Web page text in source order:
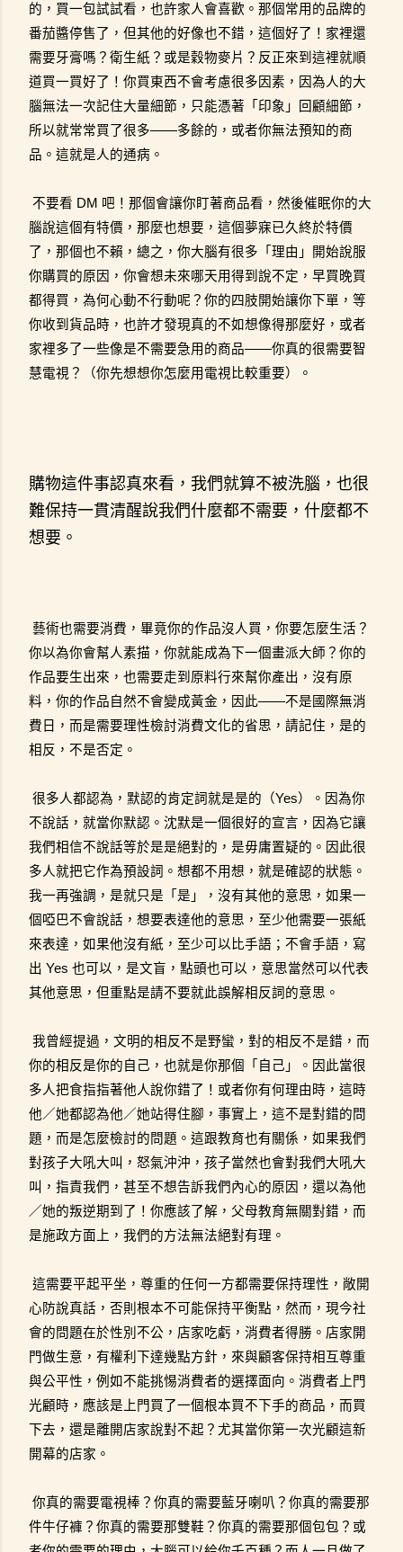
的，買一包試試看，也許家人會喜歡。那個常用的品牌的
番茄醬停售了，但其他的好像也不錯，這個好了！家裡還
需要牙膏嗎？衛生紙？或是穀物麥片？反正來到這裡就順
道買一買好了！你買東西不會考慮很多因素，因為人的大
腦無法一次記住大量細節，只能憑著「印象」回顧細節，
所以就常常買了很多——多餘的，或者你無法預知的商
品。這就是人的通病。
不要看 DM 吧！那個會讓你盯著商品看，然後催眠你的大
腦說這個有特價，那麼也想要，這個夢寐已久終於特價
了，那個也不賴，總之，你大腦有很多「理由」開始說服
你購買的原因，你會想未來哪天用得到說不定，早買晚買
都得買，為何心動不行動呢？你的四肢開始讓你下單，等
你收到貨品時，也許才發現真的不如想像得那麼好，或者
家裡多了一些像是不需要急用的商品——你真的很需要智
慧電視？（你先想想你怎麼用電視比較重要）。
購物這件事認真來看，我們就算不被洗腦，也很
難保持一貫清醒說我們什麼都不需要，什麼都不
想要。
藝術也需要消費，畢竟你的作品沒人買，你要怎麼生活？
你以為你會幫人素描，你就能成為下一個畫派大師？你的
作品要生出來，也需要走到原料行來幫你產出，沒有原
料，你的作品自然不會變成黃金，因此——不是國際無消
費日，而是需要理性檢討消費文化的省思，請記住，是的
相反，不是否定。
很多人都認為，默認的肯定詞就是是的（Yes）。因為你
不說話，就當你默認。沈默是一個很好的宣言，因為它讓
我們相信不說話等於是是絕對的，是毋庸置疑的。因此很
多人就把它作為預設詞。想都不用想，就是確認的狀態。
我一再強調，是就只是「是」，沒有其他的意思，如果一
個啞巴不會說話，想要表達他的意思，至少他需要一張紙
來表達，如果他沒有紙，至少可以比手語；不會手語，寫
出 Yes 也可以，是文盲，點頭也可以，意思當然可以代表
其他意思，但重點是請不要就此誤解相反詞的意思。
我曾經提過，文明的相反不是野蠻，對的相反不是錯，而
你的相反是你的自己，也就是你那個「自己」。因此當很
多人把食指指著他人說你錯了！或者你有何理由時，這時
他／她都認為他／她站得住腳，事實上，這不是對錯的問
題，而是怎麼檢討的問題。這跟教育也有關係，如果我們
對孩子大吼大叫，怒氣沖沖，孩子當然也會對我們大吼大
叫，指責我們，甚至不想告訴我們內心的原因，還以為他
／她的叛逆期到了！你應該了解，父母教育無關對錯，而
是施政方面上，我們的方法無法絕對有理。
這需要平起平坐，尊重的任何一方都需要保持理性，敞開
心防說真話，否則根本不可能保持平衡點，然而，現今社
會的問題在於性別不公，店家吃虧，消費者得勝。店家開
門做生意，有權利下達幾點方針，來與顧客保持相互尊重
與公平性，例如不能挑惕消費者的選擇面向。消費者上門
光顧時，應該是上門買了一個根本買不下手的商品，而買
下去，還是離開店家說對不起？尤其當你第一次光顧這新
開幕的店家。
你真的需要電視棒？你真的需要藍牙喇叭？你真的需要那
件牛仔褲？你真的需要那雙鞋？你真的需要那個包包？或